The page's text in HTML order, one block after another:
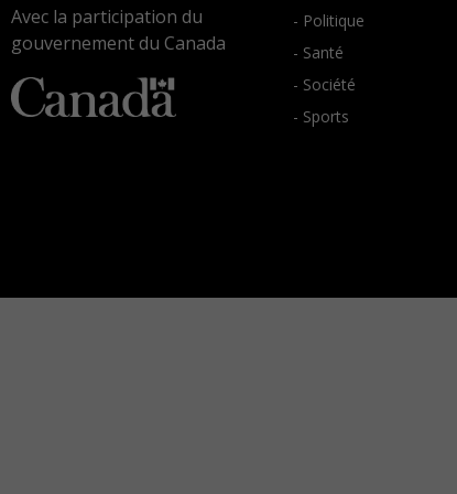
Avec la participation du
gouvernement du Canada
- Politique
- Santé
- Société
- Sports